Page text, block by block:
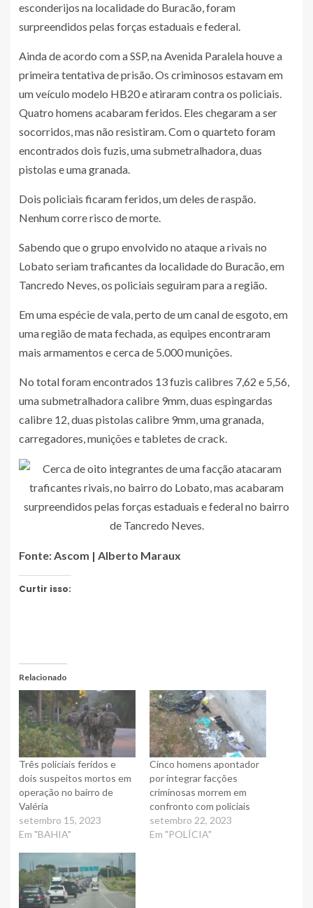
esconderijos na localidade do Buracão, foram
surpreendidos pelas forças estaduais e federal.
Ainda de acordo com a SSP, na Avenida Paralela houve a
primeira tentativa de prisão. Os criminosos estavam em
um veículo modelo HB20 e atiraram contra os policiais.
Quatro homens acabaram feridos. Eles chegaram a ser
socorridos, mas não resistiram. Com o quarteto foram
encontrados dois fuzis, uma submetralhadora, duas
pistolas e uma granada.
Dois policiais ficaram feridos, um deles de raspão.
Nenhum corre risco de morte.
Sabendo que o grupo envolvido no ataque a rivais no
Lobato seriam traficantes da localidade do Buracão, em
Tancredo Neves, os policiais seguiram para a região.
Em uma espécie de vala, perto de um canal de esgoto, em
uma região de mata fechada, as equipes encontraram
mais armamentos e cerca de 5.000 munições.
No total foram encontrados 13 fuzis calibres 7,62 e 5,56,
uma submetralhadora calibre 9mm, duas espingardas
calibre 12, duas pistolas calibre 9mm, uma granada,
carregadores, munições e tabletes de crack.
Fonte:Ascom | Alberto Maraux
Curtir isso:
Relacionado
Três policiais feridos e
dois suspeitos mortos em
operação no bairro de
Valéria
setembro 15, 2023
Em "BAHIA"
Cinco homens apontador
por integrar facções
criminosas morrem em
confronto com policiais
setembro 22, 2023
Em "POLÍCIA"